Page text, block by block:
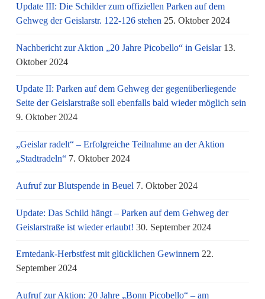
Update III: Die Schilder zum offiziellen Parken auf dem
Gehweg der Geislarstr. 122-126 stehen 25. Oktober 2024
Nachbericht zur Aktion „20 Jahre Picobello“ in Geislar 13.
Oktober 2024
Update II: Parken auf dem Gehweg der gegenüberliegende
Seite der Geislarstraße soll ebenfalls bald wieder möglich sein
9. Oktober 2024
„Geislar radelt“ – Erfolgreiche Teilnahme an der Aktion
„Stadtradeln“ 7. Oktober 2024
Aufruf zur Blutspende in Beuel 7. Oktober 2024
Update: Das Schild hängt – Parken auf dem Gehweg der
Geislarstraße ist wieder erlaubt! 30. September 2024
Erntedank-Herbstfest mit glücklichen Gewinnern 22.
September 2024
Aufruf zur Aktion: 20 Jahre „Bonn Picobello“ – am